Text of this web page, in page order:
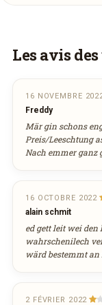
Vous
déguster
DES
Les avis
16 NOVEMBRE
Freddy
Mär gin schons
Preis/Leeschtung
Nach emmer ganz
16 OCTOBRE 2022
alain schmit
ed gett leit wei
wahrschenilech
wärd bestemmt an
2 FÉVRIER 2022